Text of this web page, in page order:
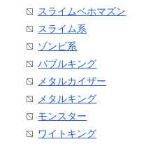
スライムベホマズン
スライム系
ゾンビ系
バブルキング
メタルカイザー
メタルキング
モンスター
ワイトキング